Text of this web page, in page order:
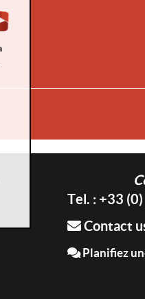
Tel. : +33
Contact
Planifiez